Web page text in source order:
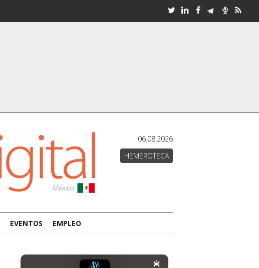
06.08.2026
HEMEROTECA
EVENTOS EMPLEO